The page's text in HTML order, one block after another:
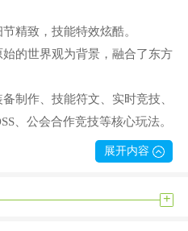
精致，技能特效炫酷。
的世界观为背景，融合了东方
制作、技能符文、实时竞技、
、公会合作竞技等核心玩法。
、坐骑、精灵和不同形状的翅
副本等待玩家挑战。
展开内容
+